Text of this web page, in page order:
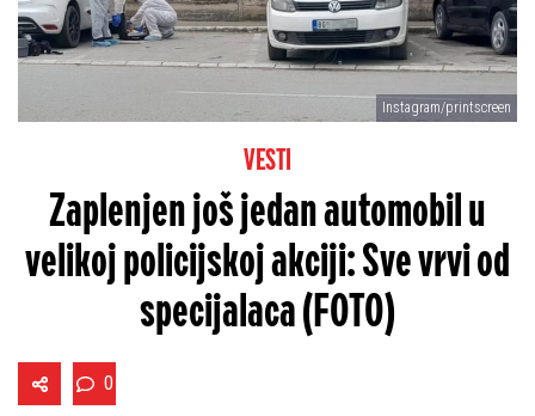
Instagram/printscreen
VESTI
Zaplenjen još jedan automobil u
velikoj policijskoj akciji: Sve vrvi od
specijalaca (FOTO)
0